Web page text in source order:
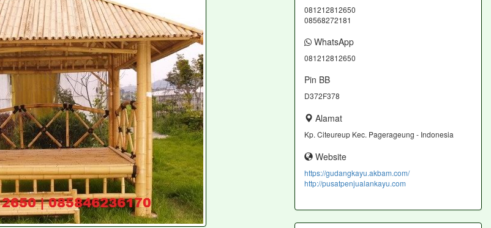
081212812650
08568272181
WhatsApp
081212812650
Pin BB
D372F378
Alamat
Kp. Citeureup Kec. Pagerageung - Indonesia
Website
https://gudangkayu.akbam.com/
http://pusatpenjualankayu.com